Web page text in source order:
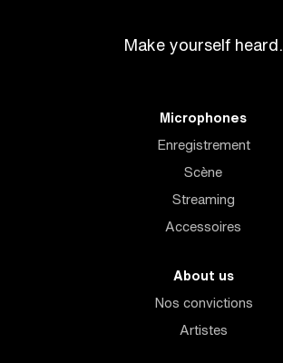
Make yourself heard.
Microphones
Enregistrement
Scène
Streaming
Accessoires
About us
Nos convictions
Artistes